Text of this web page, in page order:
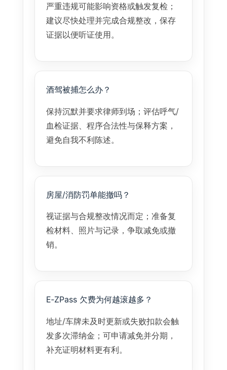
严重违规可能影响资格或触发复检；
建议尽快处理并完成合规整改，保存
证据以便听证使用。
酒驾被捕怎么办？
保持沉默并要求律师到场；评估呼气/
血检证据、程序合法性与保释方案，
避免自我不利陈述。
房屋/消防罚单能撤吗？
视证据与合规整改情况而定；准备复
检材料、照片与记录，争取减免或撤
销。
E‑ZPass 欠费为何越滚越多？
地址/车牌未及时更新或失败扣款会触
发多次滞纳金；可申请减免并分期，
补充证明材料更有利。